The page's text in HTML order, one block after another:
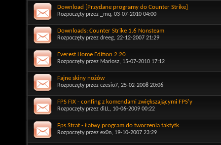
Download [Przydane programy do Counter Strike]
Rozpoczęty przez _mq, 03-07-2010 04:00
Downloads: Counter Strike 1.6 Nonsteam
Rozpoczęty przez dreeg, 22-12-2007 21:29
Everest Home Edition 2.20
Rozpoczęty przez Mariosz, 15-07-2010 17:12
Fajne skiny nożów
Rozpoczęty przez czesio7, 25-02-2008 20:06
FPS FIX - confing z komendami zwiększającymi FPS'y
Rozpoczęty przez diLL, 10-06-2009 00:22
Fps Strat - Łatwy program do tworzenia taktytk
Rozpoczęty przez ex0n, 19-10-2007 23:29